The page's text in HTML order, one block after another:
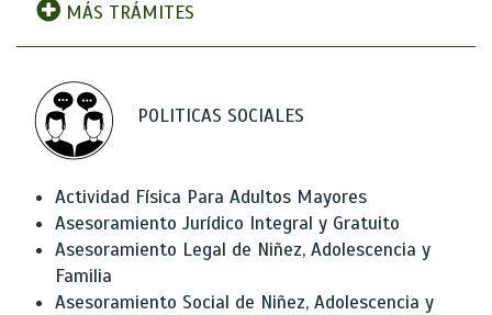
MÁS TRÁMITES
POLITICAS SOCIALES
Actividad Física Para Adultos Mayores
Asesoramiento Jurídico Integral y Gratuito
Asesoramiento Legal de Niñez, Adolescencia y
Familia
Asesoramiento Social de Niñez, Adolescencia y